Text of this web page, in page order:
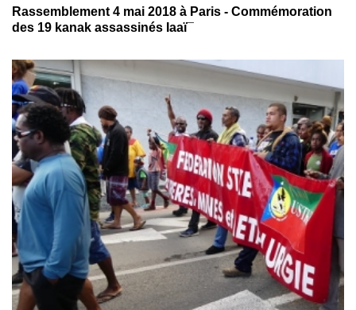
Rassemblement 4 mai 2018 à Paris - Commémoration
des 19 kanak assassinés Iaaï¯